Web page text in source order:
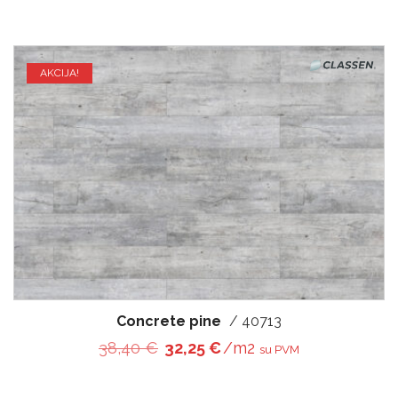
AKCIJA!
Concrete pine / 40713
38,40€ Original price was: 38,40 €.
32,25€Current price is: 32,25
/m2 su PVM